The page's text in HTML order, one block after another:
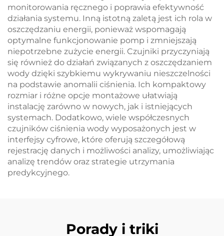
monitorowania ręcznego i poprawia efektywność
działania systemu. Inną istotną zaletą jest ich rola w
oszczędzaniu energii, ponieważ wspomagają
optymalne funkcjonowanie pomp i zmniejszają
niepotrzebne zużycie energii. Czujniki przyczyniają
się również do działań związanych z oszczędzaniem
wody dzięki szybkiemu wykrywaniu nieszczelności
na podstawie anomalii ciśnienia. Ich kompaktowy
rozmiar i różne opcje montażowe ułatwiają
instalację zarówno w nowych, jak i istniejących
systemach. Dodatkowo, wiele współczesnych
czujników ciśnienia wody wyposażonych jest w
interfejsy cyfrowe, które oferują szczegółową
rejestrację danych i możliwości analizy, umożliwiając
analizę trendów oraz strategie utrzymania
predykcyjnego.
Porady i triki